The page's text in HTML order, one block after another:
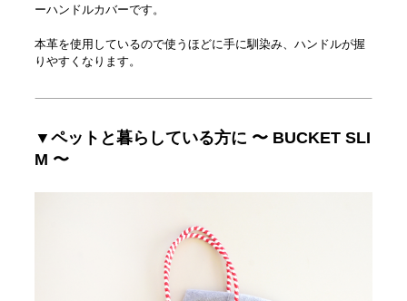
ーハンドルカバーです。
本革を使用しているので使うほどに手に馴染み、ハンドルが握
りやすくなります。
▼ペットと暮らしている方に 〜 BUCKET SLI
M 〜